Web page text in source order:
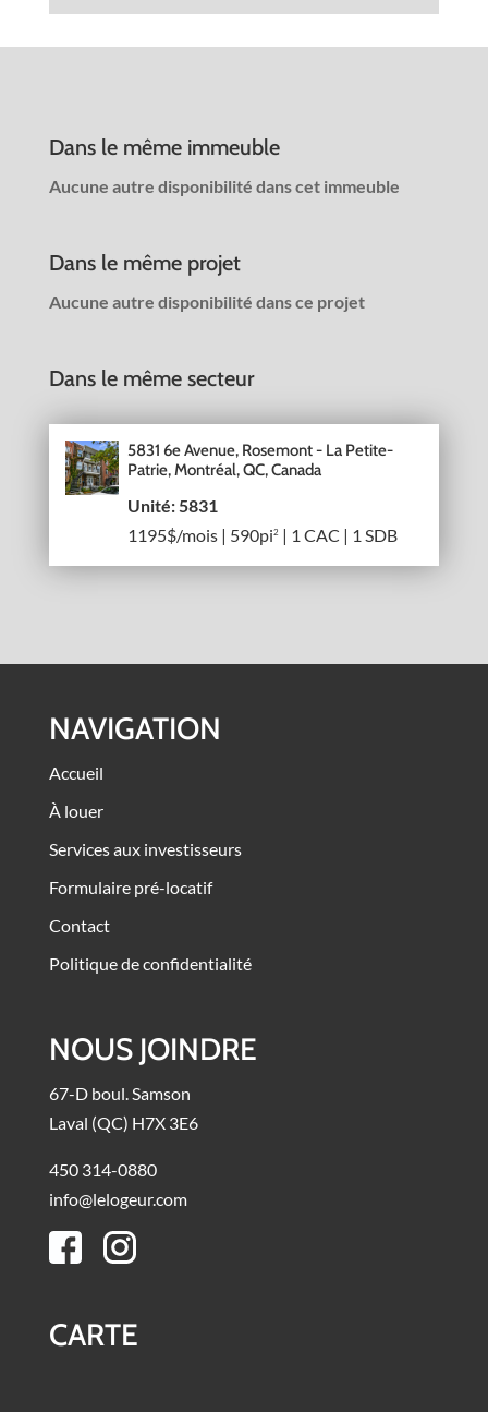
Dans le même immeuble
Aucune autre disponibilité dans cet immeuble
Dans le même projet
Aucune autre disponibilité dans ce projet
Dans le même secteur
5831 6e Avenue, Rosemont - La Petite-
Patrie, Montréal, QC, Canada
Unité: 5831
1195$/mois | 590pi2 | 1 CAC | 1 SDB
NAVIGATION
Accueil
À louer
Services aux investisseurs
Formulaire pré-locatif
Contact
Politique de confidentialité
NOUS JOINDRE
67-D boul. Samson
Laval (QC) H7X 3E6
450 314-0880
info@lelogeur.com
CARTE